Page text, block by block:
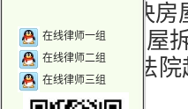
人民法院判决
(6) 对于房屋
权利向人民法
议;
在线律师一组
在线律师二组
在线律师三组